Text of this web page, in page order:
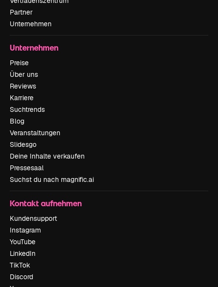
Partner
Unternehmen
Unternehmen
Preise
Über uns
Reviews
Karriere
Suchtrends
Blog
Veranstaltungen
Slidesgo
Deine Inhalte verkaufen
Pressesaal
Suchst du nach magnific.ai
Kontakt aufnehmen
Kundensupport
Instagram
YouTube
LinkedIn
TikTok
Discord